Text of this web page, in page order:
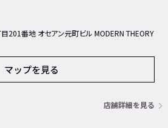
201番地 オセアン元町ビル MODERN THEORY
マップを見る
店舗詳細を見る